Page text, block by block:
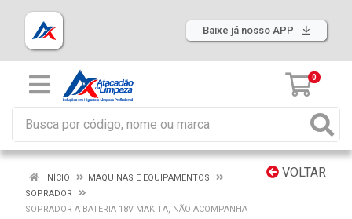
Baixe já nosso APP
0
VOLTAR
INÍCIO
MAQUINAS E EQUIPAMENTOS
SOPRADOR
SOPRADOR A BATERIA 18V MAKITA, NÃO ACOMPANHA